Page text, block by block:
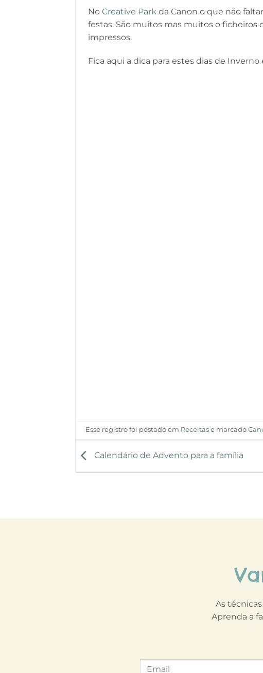
No Creative Park da Canon o que não
festas. São muitos mas muitos o
impressos.
Fica aqui a dica para estes dias de
Esse registro foi postado em Receitas e marcado
Calendário de Advento para a família
As
Aprenda a